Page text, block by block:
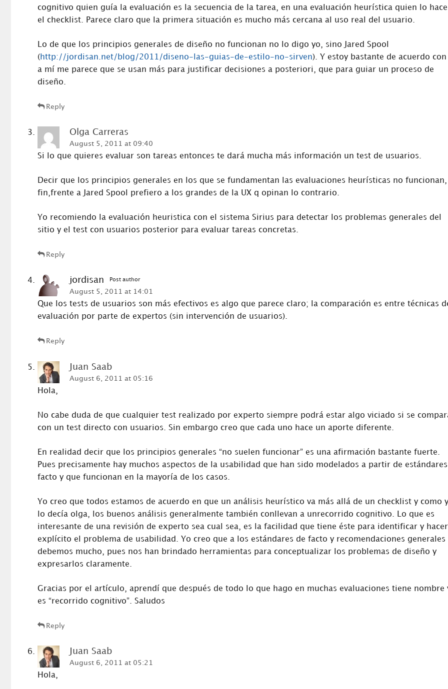
cognitivo quien guía la evaluación es la secuencia de la tarea, en una evaluación heurística quien lo
el checklist. Parece claro que la primera situación es mucho más cercana al uso real del usuario.
Lo de que los principios generales de diseño no funcionan no lo digo yo, sino Jared Spool
( http://jordisan.net/blog/2011/diseno-las-guias-de-estilo-no-sirven). Y estoy bastante de acuerdo
a mí me parece que se usan más para justificar decisiones a posteriori, que para guiar un proceso de
diseño.
Reply
Olga Carreras
August 5, 2011 at 09:40
Si lo que quieres evaluar son tareas entonces te dará mucha más información un test de usuarios.
Decir que los principios generales en los que se fundamentan las evaluaciones heurísticas no
fin,frente a Jared Spool prefiero a los grandes de la UX q opinan lo contrario.
Yo recomiendo la evaluación heuristica con el sistema Sirius para detectar los problemas generales del
sitio y el test con usuarios posterior para evaluar tareas concretas.
Reply
jordisan Post author
August 5, 2011 at 14:01
Que los tests de usuarios son más efectivos es algo que parece claro; la comparación es entre técnicas
evaluación por parte de expertos (sin intervención de usuarios).
Reply
Juan Saab
August 6, 2011 at 05:16
Hola,
No cabe duda de que cualquier test realizado por experto siempre podrá estar algo viciado si se
con un test directo con usuarios. Sin embargo creo que cada uno hace un aporte diferente.
En realidad decir que los principios generales “no suelen funcionar” es una afirmación bastante fuerte.
Pues precisamente hay muchos aspectos de la usabilidad que han sido modelados a partir de
facto y que funcionan en la mayoría de los casos.
Yo creo que todos estamos de acuerdo en que un análisis heurístico va más allá de un checklist y como
lo decía olga, los buenos análisis generalmente también conllevan a unrecorrido cognitivo. Lo que es
interesante de una revisión de experto sea cual sea, es la facilidad que tiene éste para identificar y hacer
explícito el problema de usabilidad. Yo creo que a los estándares de facto y recomendaciones generales
debemos mucho, pues nos han brindado herramientas para conceptualizar los problemas de diseño y
expresarlos claramente.
Gracias por el artículo, aprendí que después de todo lo que hago en muchas evaluaciones tiene nombre
es “recorrido cognitivo”. Saludos
Reply
Juan Saab
August 6, 2011 at 05:21
Hola,